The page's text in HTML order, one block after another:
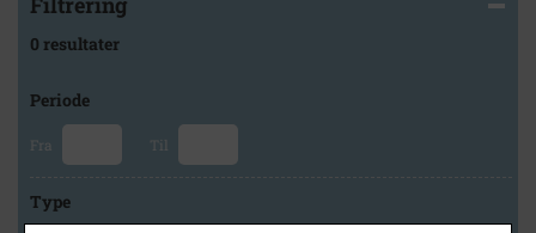
0 resultater
Periode
Fra Til
Type